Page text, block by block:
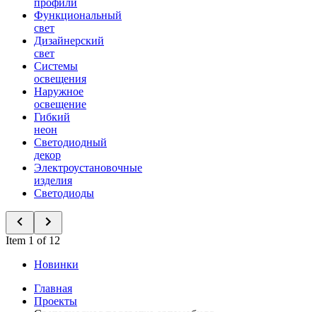
профили
Функциональный
свет
Дизайнерский
свет
Системы
освещения
Наружное
освещение
Гибкий
неон
Светодиодный
декор
Электроустановочные
изделия
Светодиоды
Item 1 of 12
Новинки
Главная
Проекты